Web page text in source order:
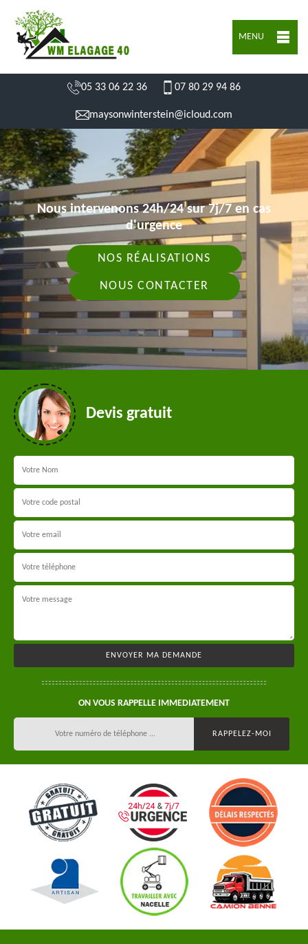
MENU
05 33 06 22 36 07 80 29 94 86
maysonwinterstein@icloud.com
Nous intervenons 24h/24 sur 7j/7 en cas
d'urgence
NOS RÉALISATIONS
NOUS CONTACTER
Devis gratuit
ON VOUS RAPPELLE IMMEDIATEMENT